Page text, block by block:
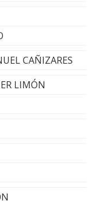
CAÑIZARES
LIMÓN